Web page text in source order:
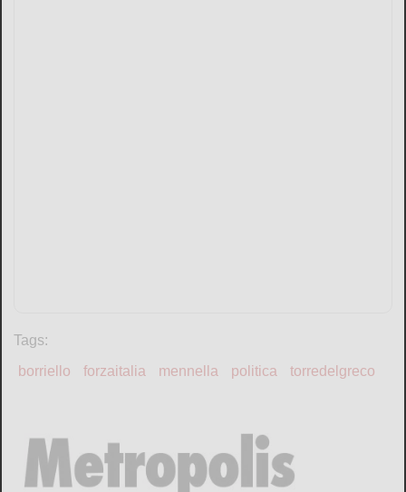
Tags:
borriello
forzaitalia mennella politica torredelgreco